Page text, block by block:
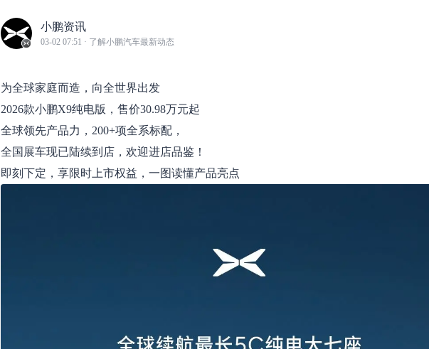
小鹏资讯
03-02 07:51 · 了解小鹏汽车最新动态
为全球家庭而造，向全世界出发
2026款小鹏X9纯电版，售价30.98万元起
全球领先产品力，200+项全系标配，
全国展车现已陆续到店，欢迎进店品鉴！
即刻下定，享限时上市权益，一图读懂产品亮点